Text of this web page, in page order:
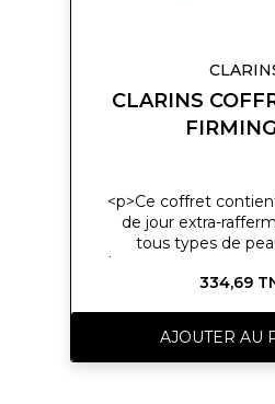
CLARINS
<p>Ce coffret
de jour extra-
tous types de
/>Crème de nuit
pour tous types de
ml<br />Double
/>Pochette
334,69
AJOUTER AU